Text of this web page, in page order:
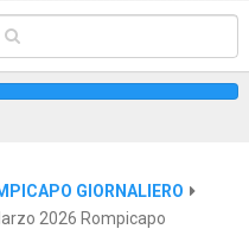
GIORNALIERO
2026 Rompicapo